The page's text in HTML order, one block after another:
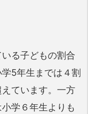
る子どもの割合
5年生までは４割
ています。一方
学６年生よりも